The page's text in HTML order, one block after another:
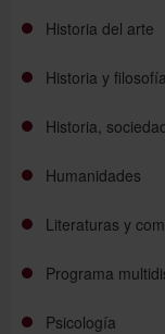
Historia del arte
Historia y
Historia,
Humanidades
Literaturas y
Programa
Psicología